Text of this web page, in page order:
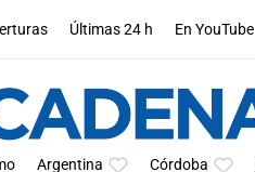
Últimas 24 h En YouTube
Argentina Córdoba